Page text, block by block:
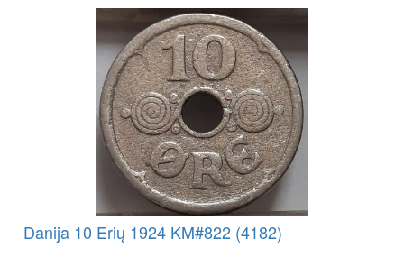
Danija 10 Erių 1924 KM#822 (4182)